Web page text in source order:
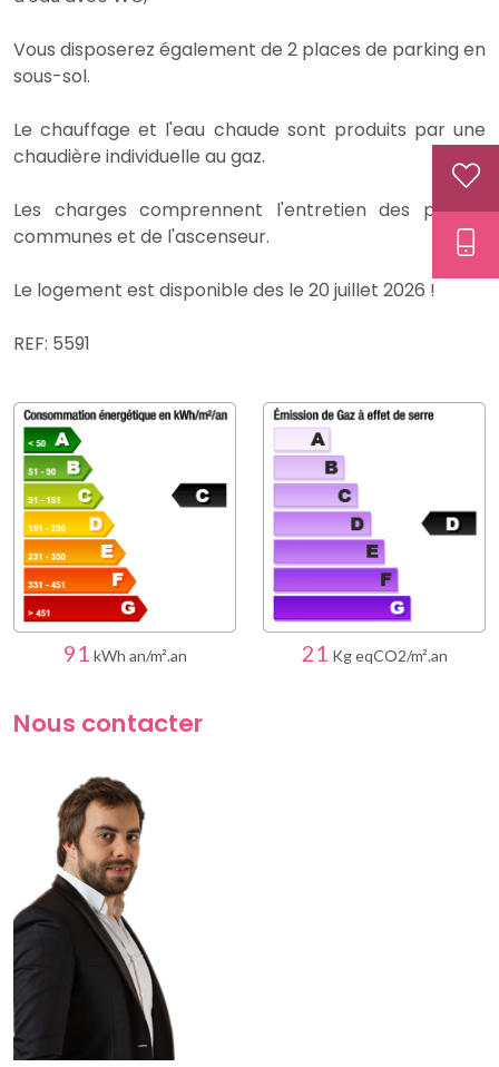
Vous disposerez également de 2 places de parking en
sous-sol.
Le chauffage et l'eau chaude sont produits par une
chaudière individuelle au gaz.
Les charges comprennent l'entretien des parties
communes et de l'ascenseur.
Le logement est disponible des le 20 juillet 2026 !
REF: 5591
91 kWh an/m².an 21 Kg eqCO2/m².an
Nous contacter